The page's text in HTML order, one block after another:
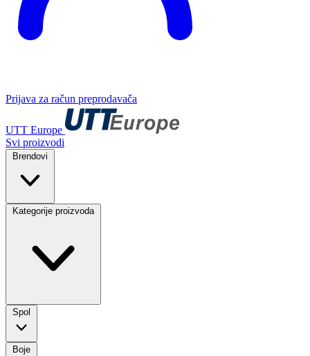
Prijava za račun preprodavača
UTT Europe
Svi proizvodi
Brendovi
Kategorije proizvoda
Spol
Boje